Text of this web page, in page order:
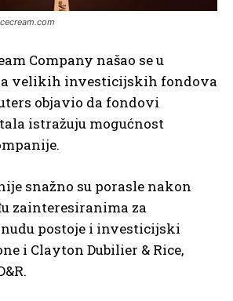
Company našao se u
velikih investicijskih fondova
objavio da fondovi
istražuju mogućnost
snažno su porasle nakon
zainteresiranima za
postoje i investicijski
i Clayton Dubilier & Rice,